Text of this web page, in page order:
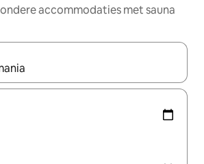
accommodaties met sauna
beschikbaar zijn, maak je een keuze